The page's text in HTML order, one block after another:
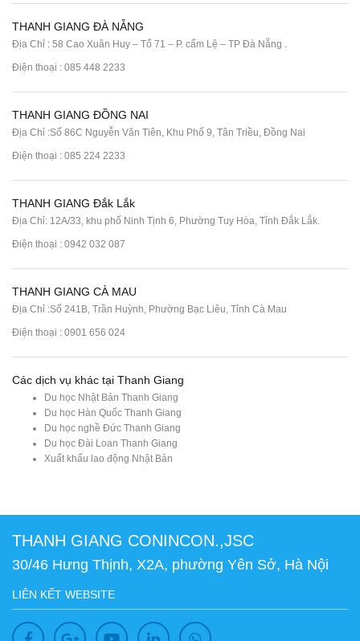
THANH GIANG ĐÀ NẴNG
Địa Chỉ : 58 Cao Xuân Huy – Tổ 71 – P. cẩm Lệ – TP Đà Nẵng .
Điện thoại : 085 448 2233
THANH GIANG ĐỒNG NAI
Địa Chỉ :Số 86C Nguyễn Văn Tiên, Khu Phố 9, Tân Triều, Đồng Nai
Điện thoại : 085 224 2233
THANH GIANG Đắk Lắk
Địa Chỉ: 12A/33, khu phố Ninh Tịnh 6, Phường Tuy Hòa, Tỉnh Đắk Lắk.
Điện thoại : 0942 032 087
THANH GIANG CÀ MAU
Địa Chỉ :Số 241B, Trần Huỳnh, Phường Bạc Liêu, Tỉnh Cà Mau
Điện thoại : 0901 656 024
Các dịch vụ khác tại Thanh Giang
Du học Nhật Bản Thanh Giang
Du học Hàn Quốc Thanh Giang
Du học nghề Đức Thanh Giang
Du học Đài Loan Thanh Giang
Xuất khẩu lao động Nhật Bản
THANH GIANG CONINCON.,JSC
30/46 Hưng Thịnh, X2A, phường Yên Sở, Hà Nội
LIÊN KẾT WEBSITE